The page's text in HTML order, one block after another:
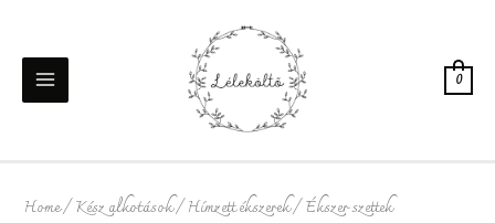
content
MAIN
0
Home/Kész alkotások/Hímzett ékszerek/ Ékszer szettek